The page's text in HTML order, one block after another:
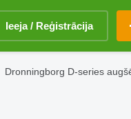
Ieeja / Reģistrācija
Dronningborg D-series